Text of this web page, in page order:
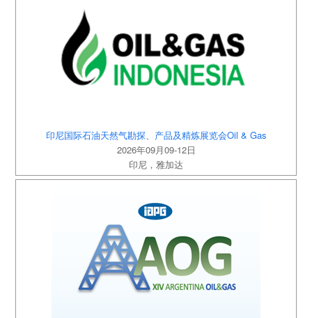
印尼国际石油天然气勘探、产品及精炼展览会Oil & Gas
2026年09月09-12日
印尼，雅加达